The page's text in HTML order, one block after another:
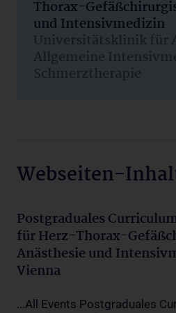
Thorax-
und Intensivmedizin
Universitätsklinik für
Allgemeine
Schmerztherapie
Webseiten-
Postgraduales
für Herz-Thorax-
Anästhesie und
Vienna
...All Events Postgraduales